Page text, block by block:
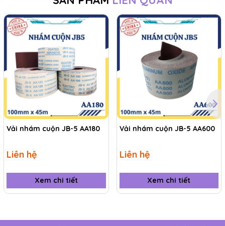
tìm ra sản phẩm phù hợp nhất với nhu cầu của bạn.
Với sự tin tưởng vào sản phẩm và dịch vụ của IST,
bạn sẽ có được các sản phẩm chất lượng cao và
đảm bảo giá cả cạnh tranh trên thị trường.
Thông tin liên hệ:
Anh/chị vui lòng liên hệ với chúng tôi theo địa chỉ bên
dưới. Chúng tôi rất sẵn lòng hỗ trợ quý anh/chị.
---------------------------------------------------------------------
------------
95 Đường 10, P.Phước Bình, Tp.Thủ Đức, Tp.HCM
Hotline: 0903.673.194 / Zalo: 0937.673.194
Email: sale@ist.com.vn - support@ist.com.vn
Website:www.ist.com.vn www.ist.vn
Vải nhám cuộn JB-5 AA180
Liên hệ
Xem chi tiết
Vải nhám cuộn JB-5 AA600
Liên hệ
Xem chi tiết